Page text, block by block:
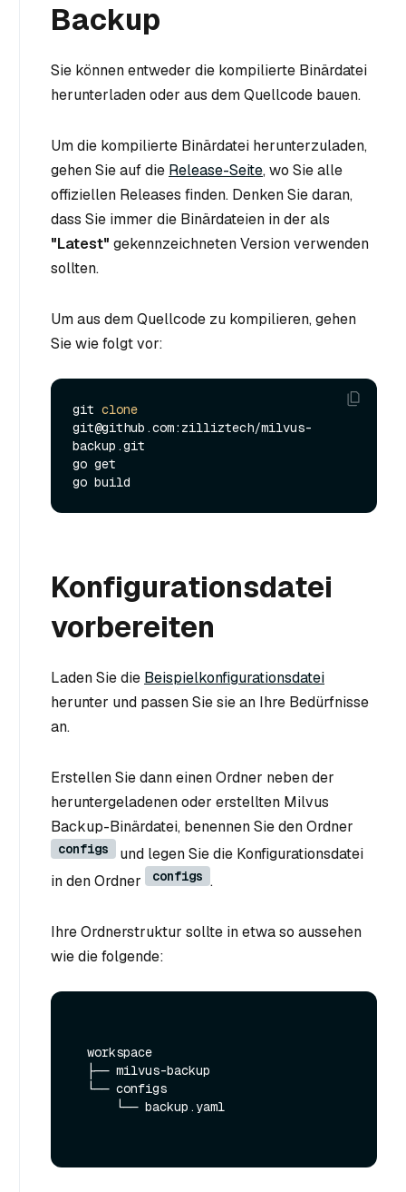
Backup
Sie können entweder die kompilierte Binärdatei
herunterladen oder aus dem Quellcode bauen.
Um die kompilierte Binärdatei herunterzuladen,
gehen Sie auf die Release-Seite, wo Sie alle
offiziellen Releases finden. Denken Sie daran,
dass Sie immer die Binärdateien in der als
"Latest" gekennzeichneten Version verwenden
sollten.
Um aus dem Quellcode zu kompilieren, gehen
Sie wie folgt vor:
git clone
git@github.com:zilliztech/milvus-
backup.git
go get
Konfigurationsdatei
vorbereiten
Laden Sie die Beispielkonfigurationsdatei
herunter und passen Sie sie an Ihre Bedürfnisse
an.
Erstellen Sie dann einen Ordner neben der
heruntergeladenen oder erstellten Milvus
Backup-Binärdatei, benennen Sie den Ordner
configs
und legen Sie die Konfigurationsdatei
in den Ordner
configs .
Ihre Ordnerstruktur sollte in etwa so aussehen
wie die folgende: